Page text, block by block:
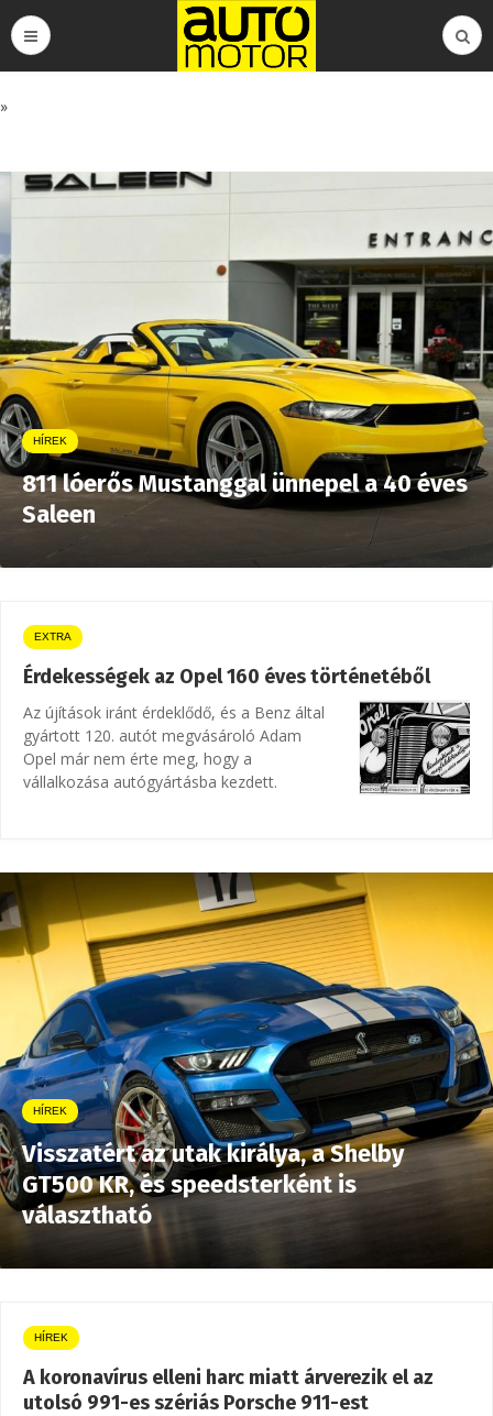
»
HÍREK
811 lóerős Mustanggal ünnepel a 40 éves
Saleen
EXTRA
Érdekességek az Opel 160 éves történetéből
Az újítások iránt érdeklődő, és a Benz által
gyártott 120. autót megvásároló Adam
Opel már nem érte meg, hogy a
vállalkozása autógyártásba kezdett.
HÍREK
Visszatért az utak királya, a Shelby
GT500 KR, és speedsterként is
választható
HÍREK
A koronavírus elleni harc miatt árverezik el az
utolsó 991-es szériás Porsche 911-est